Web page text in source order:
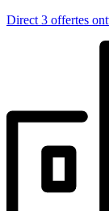
Direct 3 offertes